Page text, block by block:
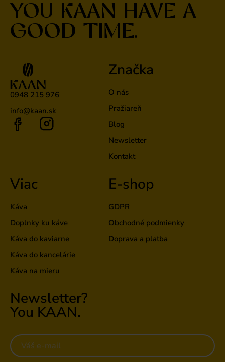
YOU KAAN HAVE A
GOOD TIME.
0948 215 976
info@kaan.sk
Značka
O nás
Pražiareň
Blog
Newsletter
Kontakt
Viac
Káva
Doplnky ku káve
Káva do kaviarne
Káva do kancelárie
Káva na mieru
E-shop
GDPR
Obchodné podmienky
Doprava a platba
Newsletter?
You KAAN.